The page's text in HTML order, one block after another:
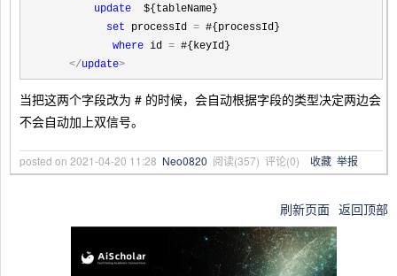
update
  ${tableName}
set processId = #{processId}
where id = #{keyId}
</update>
当把这两个字段改为 # 的时候，会自动根据字段的类型决定两边会
不会自动加上双信号。
posted on 2021-04-20 11:28 Neo0820 阅读(357) 评论(0) 收藏 举报
刷新页面 返回顶部